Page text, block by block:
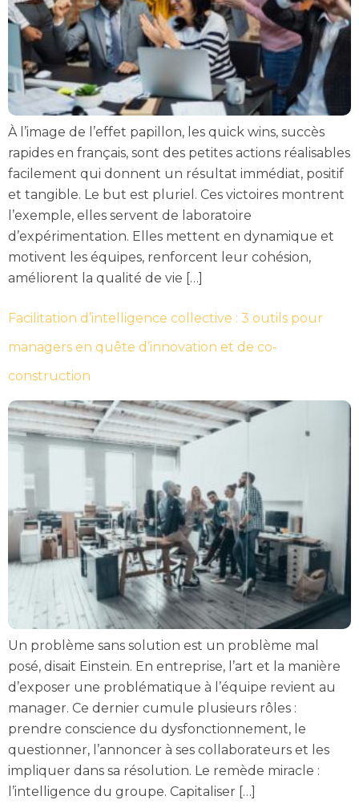
À l’image de l’effet papillon, les quick wins, succès
rapides en français, sont des petites actions réalisables
facilement qui donnent un résultat immédiat, positif
et tangible. Le but est pluriel. Ces victoires montrent
l’exemple, elles servent de laboratoire
d’expérimentation. Elles mettent en dynamique et
motivent les équipes, renforcent leur cohésion,
améliorent la qualité de vie […]
Facilitation d’intelligence collective : 3 outils pour
managers en quête d’innovation et de co-
construction
Un problème sans solution est un problème mal
posé, disait Einstein. En entreprise, l’art et la manière
d’exposer une problématique à l’équipe revient au
manager. Ce dernier cumule plusieurs rôles :
prendre conscience du dysfonctionnement, le
questionner, l’annoncer à ses collaborateurs et les
impliquer dans sa résolution. Le remède miracle :
l’intelligence du groupe. Capitaliser […]